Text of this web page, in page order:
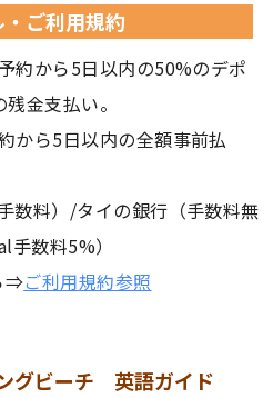
ご利用規約
約から5日以内の50%のデポ
金支払い。
から5日以内の全額事前払
数料）/タイの銀行（手数料無
数料5%）
⇒ご利用規約参照
グビーチ 英語ガイド